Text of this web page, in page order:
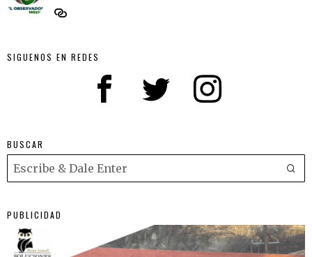
SIGUENOS EN REDES
BUSCAR
PUBLICIDAD